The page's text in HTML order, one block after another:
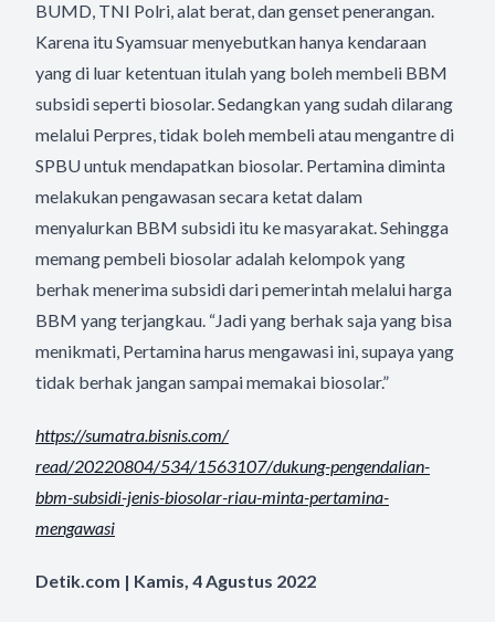
BUMD, TNI Polri, alat berat, dan genset penerangan.
Karena itu Syamsuar menyebutkan hanya kendaraan
yang di luar ketentuan itulah yang boleh membeli BBM
subsidi seperti biosolar. Sedangkan yang sudah dilarang
melalui Perpres, tidak boleh membeli atau mengantre di
SPBU untuk mendapatkan biosolar. Pertamina diminta
melakukan pengawasan secara ketat dalam
menyalurkan BBM subsidi itu ke masyarakat. Sehingga
memang pembeli biosolar adalah kelompok yang
berhak menerima subsidi dari pemerintah melalui harga
BBM yang terjangkau. “Jadi yang berhak saja yang bisa
menikmati, Pertamina harus mengawasi ini, supaya yang
tidak berhak jangan sampai memakai biosolar.”
https://sumatra.bisnis.com/
read/20220804/534/1563107/dukung-pengendalian-
bbm-subsidi-jenis-biosolar-riau-minta-pertamina-
mengawasi
Detik.com | Kamis, 4 Agustus 2022